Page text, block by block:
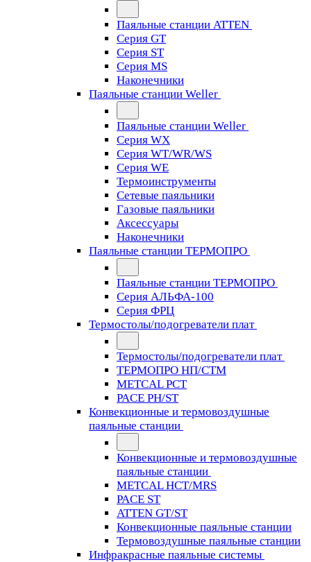
Паяльные станции ATTEN
Серия GT
Серия ST
Серия MS
Наконечники
Паяльные станции Weller
Паяльные станции Weller
Серия WX
Серия WT/WR/WS
Серия WE
Термоинструменты
Сетевые паяльники
Газовые паяльники
Аксессуары
Наконечники
Паяльные станции ТЕРМОПРО
Паяльные станции ТЕРМОПРО
Серия АЛЬФА-100
Серия ФРЦ
Термостолы/подогреватели плат
Термостолы/подогреватели плат
ТЕРМОПРО НП/СТМ
METCAL PCT
PACE PH/ST
Конвекционные и термовоздушные
паяльные станции
Конвекционные и термовоздушные
паяльные станции
METCAL HCT/MRS
PACE ST
ATTEN GT/ST
Конвекционные паяльные станции
Термовоздушные паяльные станции
Инфракрасные паяльные системы